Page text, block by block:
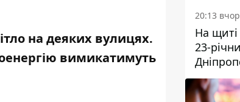
на деяких вулицях.
вимикатимуть
20:13
На щиті
23-
Богдан